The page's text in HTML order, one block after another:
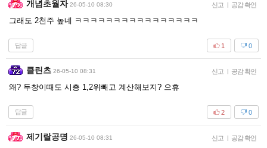
개념초월자 26-05-10 08:30 신고 | 공감 확인
그래도 2천주 높네 ㅋㅋㅋㅋㅋㅋㅋㅋㅋㅋㅋㅋㅋㅋㅋㅋ
답글 0
1
클린츠 26-05-10 08:31 신고 | 공감 확인
왜? 두창이때도 시총 1,2위빼고 계산해보지? 으휴
답글 0
2
제기랄공명 26-05-10 08:31 신고 | 공감 확인